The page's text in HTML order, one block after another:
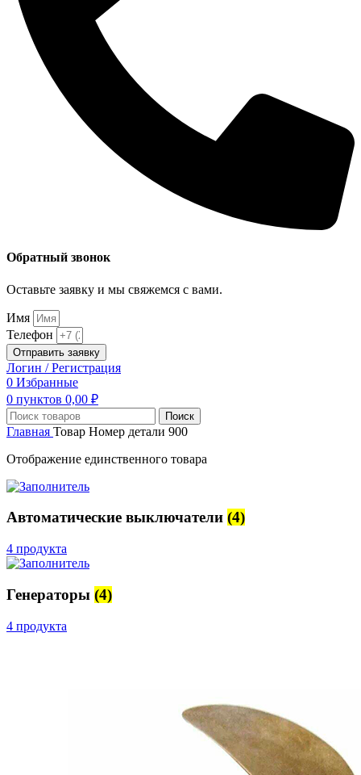
Обратный звонок
Оставьте заявку и мы свяжемся с вами.
Имя
Телефон
Отправить заявку
Логин / Регистрация
0 Избранные
0 пунктов 0,00 ₽
Поиск
Главная Товар Номер детали 900
Отображение единственного товара
Автоматические выключатели (4)
4 продукта
Генераторы (4)
4 продукта